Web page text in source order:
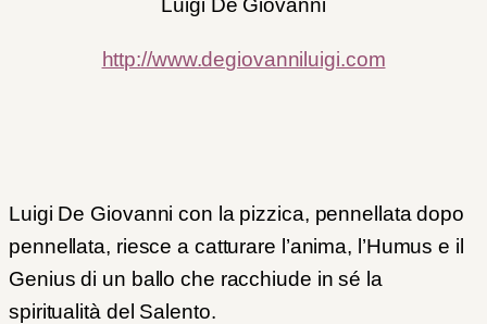
Luigi De Giovanni
http://www.degiovanniluigi.com
Luigi De Giovanni con la pizzica, pennellata dopo
pennellata, riesce a catturare l’anima, l’Humus e il
Genius di un ballo che racchiude in sé la
spiritualità del Salento.